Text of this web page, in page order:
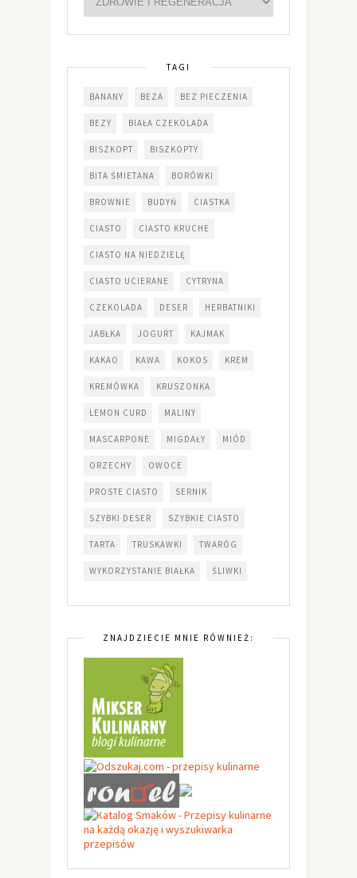
TAGI
BANANY BEZA BEZ PIECZENIA
BEZY BIAŁA CZEKOLADA
BISZKOPT BISZKOPTY
BITA ŚMIETANA BORÓWKI
BROWNIE BUDYŃ CIASTKA
CIASTO CIASTO KRUCHE
CIASTO NA NIEDZIELĘ
CIASTO UCIERANE CYTRYNA
CZEKOLADA DESER HERBATNIKI
JABŁKA JOGURT KAJMAK
KAKAO KAWA KOKOS KREM
KREMÓWKA KRUSZONKA
LEMON CURD MALINY
MASCARPONE MIGDAŁY MIÓD
ORZECHY OWOCE
PROSTE CIASTO SERNIK
SZYBKI DESER SZYBKIE CIASTO
TARTA TRUSKAWKI TWARÓG
WYKORZYSTANIE BIAŁKA ŚLIWKI
ZNAJDZIECIE MNIE RÓWNIEŻ: